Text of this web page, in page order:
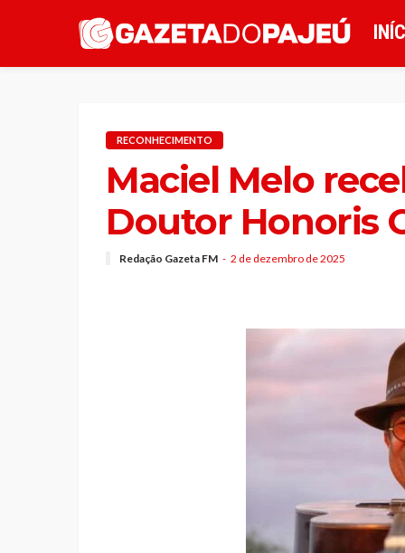
RECONHECIMENTO
Maciel Melo
Doutor Honoris
Redação Gazeta FM 2 de dezembro de 2025